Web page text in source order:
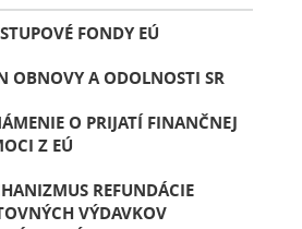
FONDY EÚ
OBNOVY A ODOLNOSTI SR
O PRIJATÍ FINANČNEJ
Z EÚ
REFUNDÁCIE
VÝDAVKOV